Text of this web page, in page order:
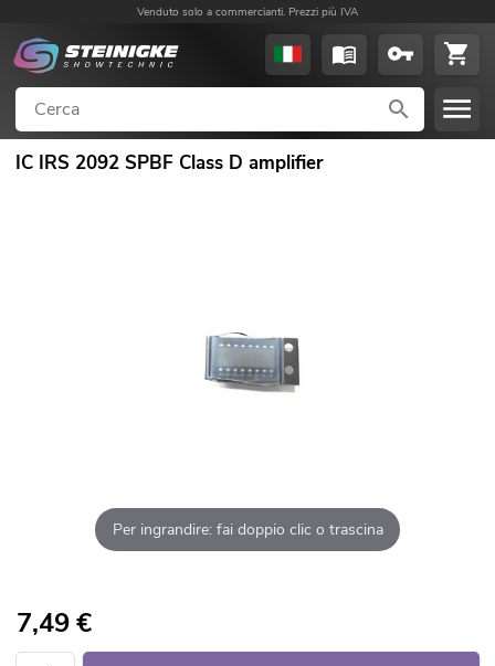
Venduto solo a commercianti. Prezzi più IVA
IC IRS 2092 SPBF Class D amplifier
Per ingrandire: fai doppio clic o trascina
7,49€